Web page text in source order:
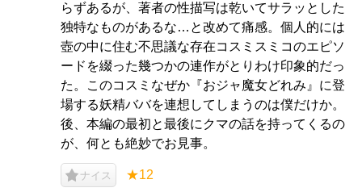
らずあるが、著者の性描写は乾いてサラッとした
独特なものがあるな…と改めて痛感。個人的には
壺の中に住む不思議な存在コスミスミコのエピソ
ードを綴った幾つかの連作がとりわけ印象的だっ
た。このコスミなぜか『おジャ魔女どれみ』に登
場する妖精ババを連想してしまうのは僕だけか。
後、本編の最初と最後にクマの話を持ってくるの
が、何とも絶妙でお見事。
ナイス ★12